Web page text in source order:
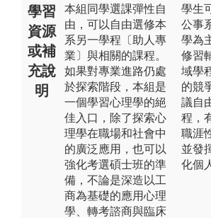
學習
資源
或補
充說
明
本組同學選課彈性自
由，可以自由選修本
系另一學程〔助人專
業〕與相關的課程。
如果對專業進路仍處
於探索階段，本組是
一個學習心理學的絕
佳入口，除了探索心
理學在職場和社會中
的廣泛應用，也可以
強化考選碩士班的準
備，不論是深造以工
商為基礎的應用心理
學、轉考諮商與臨床
學生
公事
學為
修習
域學
的競
議自
程，
職涯
並發
化個